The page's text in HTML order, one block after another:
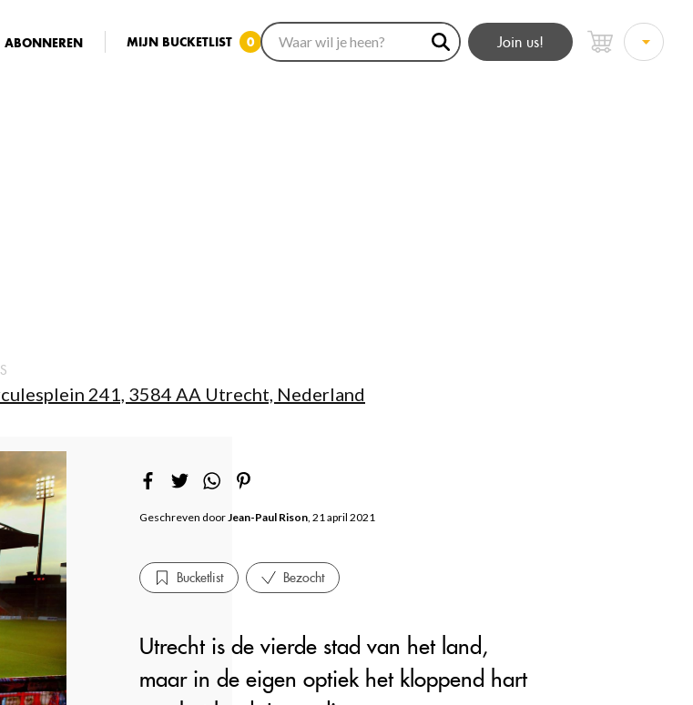
ABONNEREN MIJN BUCKETLIST 0 Join us!
241, 3584 AA Utrecht, Nederland
Geschreven door Jean-Paul Rison , 21 april 2021
Bucketlist Bezocht
Utrecht is de vierde stad van het land,
maar in de eigen optiek het kloppend hart